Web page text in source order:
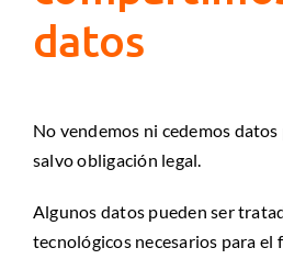
datos
No vendemos ni cedemos
salvo obligación legal.
Algunos datos pueden ser
tecnológicos necesarios para el